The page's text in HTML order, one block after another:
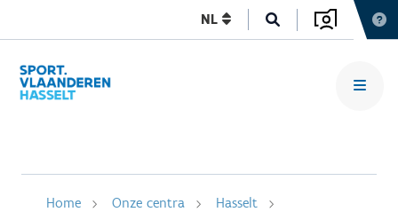
NL
Home Onze centra
Hasselt